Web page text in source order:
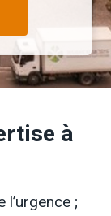
à
;